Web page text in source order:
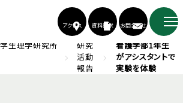
アクセス 資料請求 お問合わせ
生理学研究所
研究
活動
報告
看護学部1年生
がアシスタントで
実験を体験